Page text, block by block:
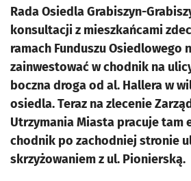
Rada Osiedla Grabiszyn-
konsultacji z mieszkańcami
ramach Funduszu Osiedlowego
zainwestować w chodnik na
boczna droga od al. Hallera w
osiedla. Teraz na zlecenie
Utrzymania Miasta pracuje tam
chodnik po zachodniej stronie
skrzyżowaniem z ul. Pionierską.